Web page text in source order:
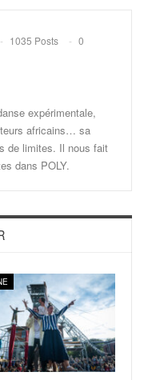
1035 Posts
0
expérimentale,
africains… sa
de limites. Il nous fait
dans POLY.